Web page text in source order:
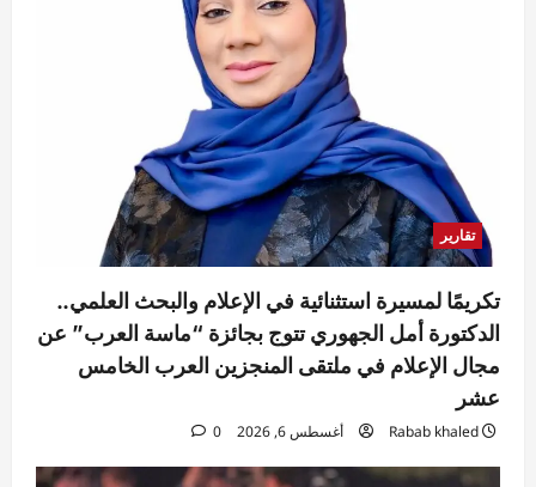
تقارير
تكريمًا لمسيرة استثنائية في الإعلام والبحث العلمي..
الدكتورة أمل الجهوري تتوج بجائزة “ماسة العرب” عن
مجال الإعلام في ملتقى المنجزين العرب الخامس
عشر
Rabab khaled أغسطس 6, 2026 0